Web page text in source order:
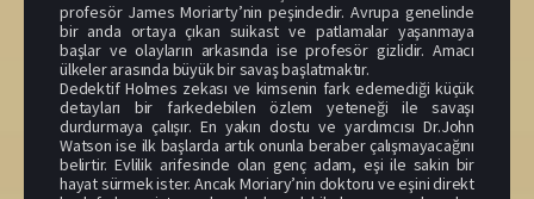
profesör James Moriarty’nin peşindedir. Avrupa genelinde
bir anda ortaya çıkan suikast ve patlamalar yaşanmaya
başlar ve olayların arkasında ise profesör gizlidir. Amacı
ülkeler arasında büyük bir savaş başlatmaktır.
Dedektif Holmes zekası ve kimsenin fark edemediği küçük
detayları bir farkedebilen özlem yeteneği ile savaşı
durdurmaya çalışır. En yakın dostu ve yardımcısı Dr.John
Watson ise ilk başlarda artık onunla beraber çalışmayacağını
belirtir. Evlilik arifesinde olan genç adam, eşi ile sakin bir
hayat sürmek ister. Ancak Moriary’nin doktoru ve eşini direkt